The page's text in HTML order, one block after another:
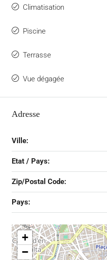
Climatisation
Piscine
Terrasse
Vue dégagée
Adresse
Ville:
Etat / Pays:
Zip/Postal Code:
Pays:
+
−